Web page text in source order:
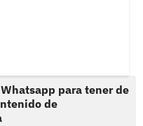
para tener de
de